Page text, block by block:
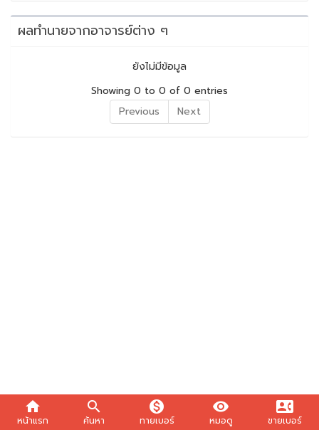
home
หน้าแรก
search
ค้นหา
monetization_on
ทายเบอร์
visibility
หมอดู
contact_phone
ขายเบอร์
ผลทำนายจากอาจารย์ต่าง ๆ
ยังไม่มีข้อมูล
Showing 0 to 0 of 0 entries
Previous
Next